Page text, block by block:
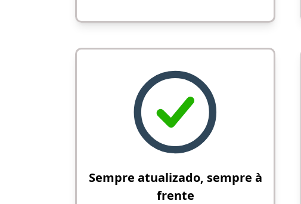
Sempre atualizado, sempre à
frente